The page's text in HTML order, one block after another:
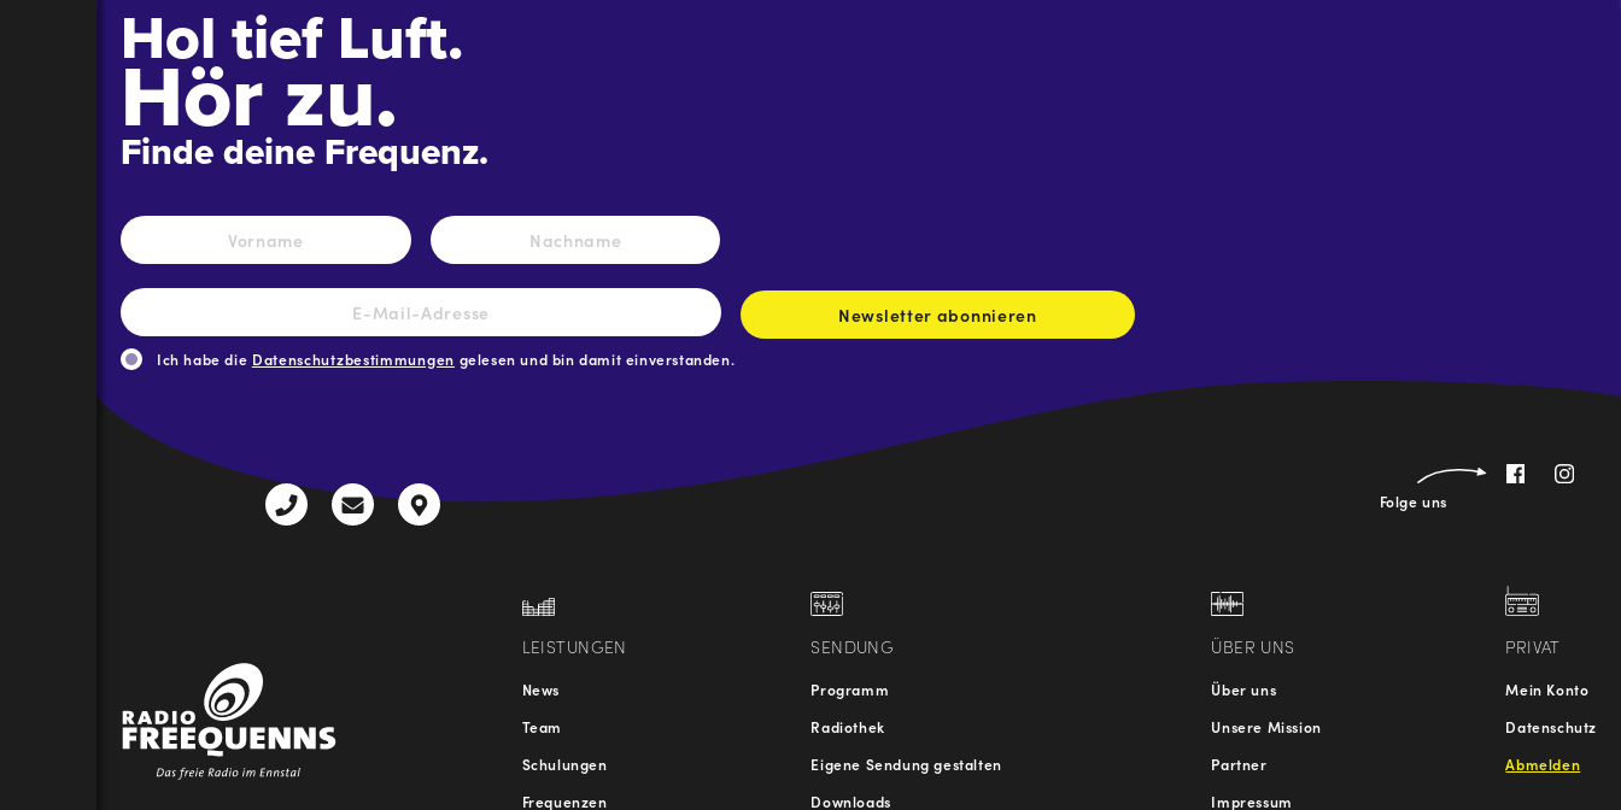
Hol tief Luft.
Hör zu.
Finde deine Frequenz.
Name *
Vorname Nachname
E-
Mail-
Adresse *
Newsletter abonnieren
Ich habe die Datenschutzbestimmungen gelesen und bin damit einverstanden.
Folge uns
+43
radio@freequenns.at
Kulturhausstraße
LEISTUNGEN
News
Team
Schulungen
Frequenzen
SENDUNG
Programm
Radiothek
Eigene Sendung gestalten
Downloads
ÜBER UNS
Über uns
Unsere Mission
Partner
Impressum
PRIVAT
Mein Konto
Datenschutz
Abmelden